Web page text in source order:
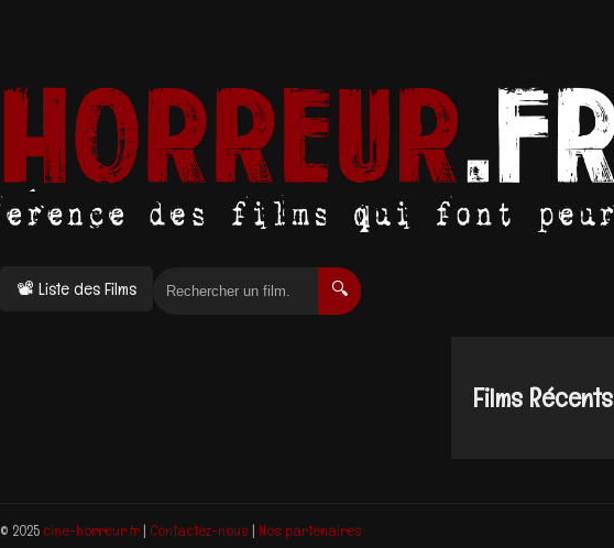
📽 Liste des Films 🔍
Films Récents
© 2025 cine-horreur.fr| Contactez-nous| Nos partenaires